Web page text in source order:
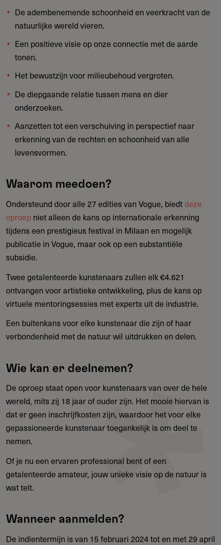
De adembenemende schoonheid en veerkracht van de
natuurlijke wereld vieren.
Een positieve visie op onze connectie met de aarde
tonen.
Het bewustzijn voor milieubehoud vergroten.
De diepgaande relatie tussen mens en dier
onderzoeken.
Aanzetten tot een verschuiving in perspectief naar
erkenning van de rechten en schoonheid van alle
levensvormen.
Waarom meedoen?
Ondersteund door alle 27 edities van Vogue, biedtdeze
oproep niet alleen de kans op internationale erkenning
tijdens een prestigieus festival in Milaan en mogelijk
publicatie in Vogue, maar ook op een substantiële
subsidie.
Twee getalenteerde kunstenaars zullen elk €4.621
ontvangen voor artistieke ontwikkeling, plus de kans op
virtuele mentoringsessies met experts uit de industrie.
Een buitenkans voor elke kunstenaar die zijn of haar
verbondenheid met de natuur wil uitdrukken en delen.
Wie kan er deelnemen?
De oproep staat open voor kunstenaars van over de hele
wereld, mits zij 18 jaar of ouder zijn. Het mooie hiervan is
dat er geen inschrijfkosten zijn, waardoor het voor elke
gepassioneerde kunstenaar toegankelijk is om deel te
nemen.
Of je nu een ervaren professional bent of een
getalenteerde amateur, jouw unieke visie op de natuur is
wat telt.
Wanneer aanmelden?
De indientermijn is van 15 februari 2024 tot en met 29 april